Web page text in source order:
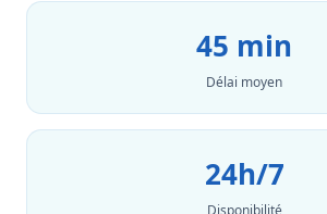
45 min
Délai moyen
24h/7
Disponibilité